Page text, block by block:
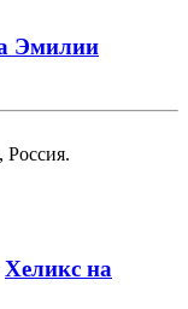
Эмилии
Россия.
Хеликс на